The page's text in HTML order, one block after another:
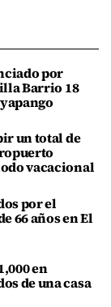
por
Barrio 18
un total de
vacacional
por el
66 años en El
en
de una casa